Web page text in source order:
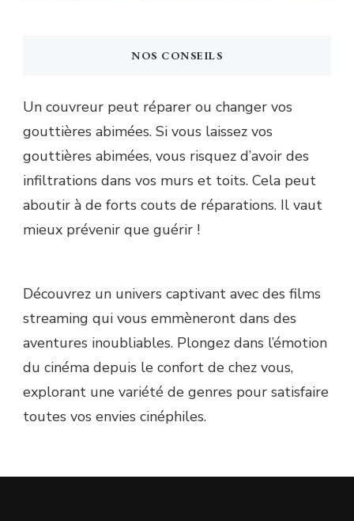
NOS CONSEILS
Un couvreur peut réparer ou changer vos
gouttières abimées. Si vous laissez vos
gouttières abimées, vous risquez d’avoir des
infiltrations dans vos murs et toits. Cela peut
aboutir à de forts couts de réparations. Il vaut
mieux prévenir que guérir !
Découvrez un univers captivant avec des films
streaming qui vous emmèneront dans des
aventures inoubliables. Plongez dans l’émotion
du cinéma depuis le confort de chez vous,
explorant une variété de genres pour satisfaire
toutes vos envies cinéphiles.